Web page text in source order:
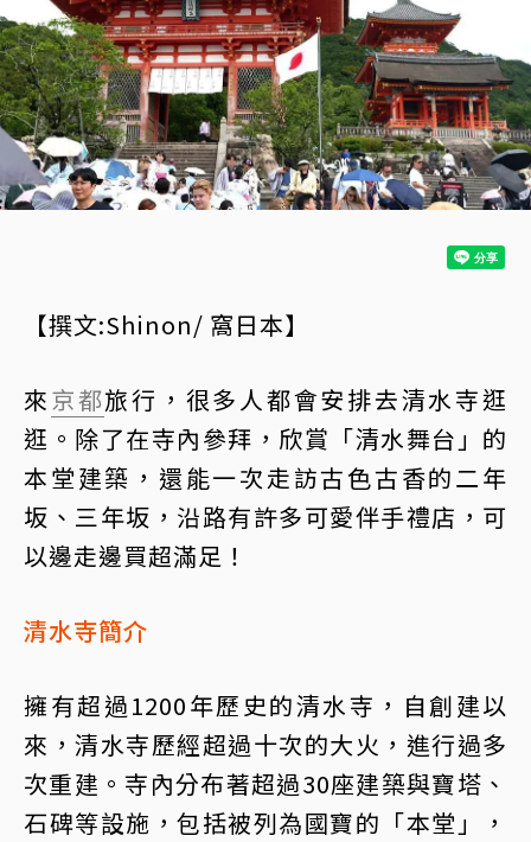
【撰文:Shinon/ 窩日本】
來京都旅行，很多人都會安排去清水寺逛
逛。除了在寺內參拜，欣賞「清水舞台」的
本堂建築，還能一次走訪古色古香的二年
坂、三年坂，沿路有許多可愛伴手禮店，可
以邊走邊買超滿足！
清水寺簡介
擁有超過1200年歷史的清水寺，自創建以
來，清水寺歷經超過十次的大火，進行過多
次重建。寺內分布著超過30座建築與寶塔、
石碑等設施，包括被列為國寶的「本堂」，